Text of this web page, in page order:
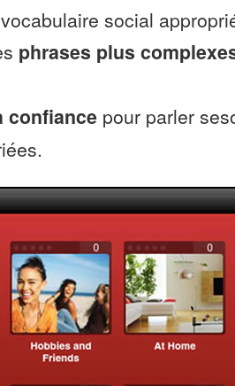
social
phrases plus
confiance pour parler